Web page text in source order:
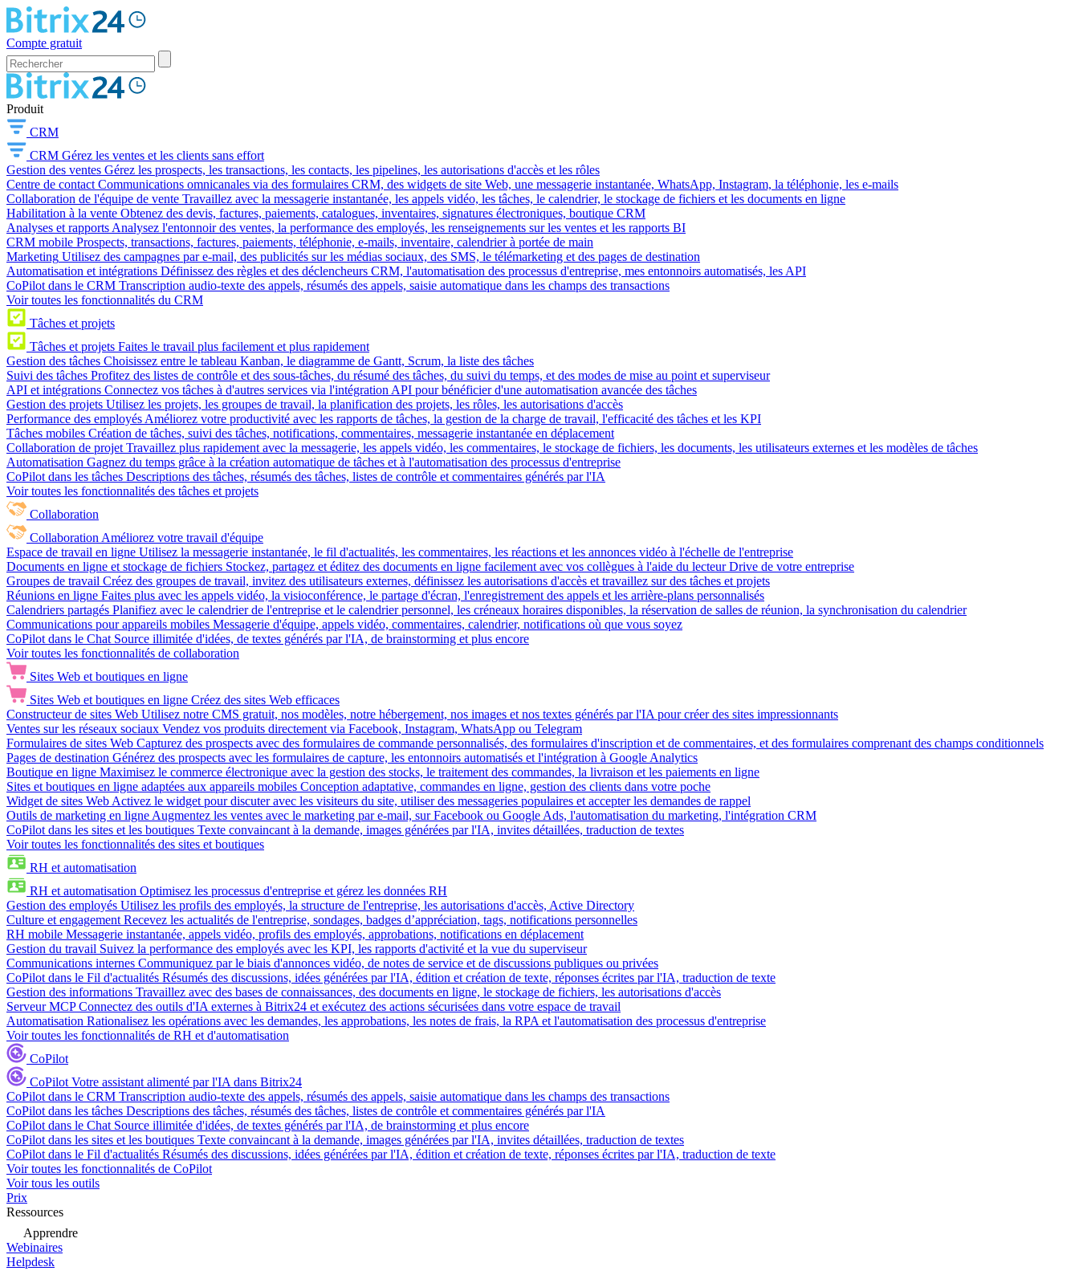
Compte gratuit
Produit
CRM
CRM Gérez les ventes et les clients sans effort
Gestion des ventes Gérez les prospects, les transactions, les contacts, les pipelines, les autorisations d'accès et les rôles
Centre de contact Communications omnicanales via des formulaires CRM, des widgets de site Web, une messagerie instantanée, WhatsApp, Instagram, la téléphonie, les e-mails
Collaboration de l'équipe de vente Travaillez avec la messagerie instantanée, les appels vidéo, les tâches, le calendrier, le stockage de fichiers et les documents en ligne
Habilitation à la vente Obtenez des devis, factures, paiements, catalogues, inventaires, signatures électroniques, boutique CRM
Analyses et rapports Analysez l'entonnoir des ventes, la performance des employés, les renseignements sur les ventes et les rapports BI
CRM mobile Prospects, transactions, factures, paiements, téléphonie, e-mails, inventaire, calendrier à portée de main
Marketing Utilisez des campagnes par e-mail, des publicités sur les médias sociaux, des SMS, le télémarketing et des pages de destination
Automatisation et intégrations Définissez des règles et des déclencheurs CRM, l'automatisation des processus d'entreprise, mes entonnoirs automatisés, les API
CoPilot dans le CRM Transcription audio-texte des appels, résumés des appels, saisie automatique dans les champs des transactions
Voir toutes les fonctionnalités du CRM
Tâches et projets
Tâches et projets Faites le travail plus facilement et plus rapidement
Gestion des tâches Choisissez entre le tableau Kanban, le diagramme de Gantt, Scrum, la liste des tâches
Suivi des tâches Profitez des listes de contrôle et des sous-tâches, du résumé des tâches, du suivi du temps, et des modes de mise au point et superviseur
API et intégrations Connectez vos tâches à d'autres services via l'intégration API pour bénéficier d'une automatisation avancée des tâches
Gestion des projets Utilisez les projets, les groupes de travail, la planification des projets, les rôles, les autorisations d'accès
Performance des employés Améliorez votre productivité avec les rapports de tâches, la gestion de la charge de travail, l'efficacité des tâches et les KPI
Tâches mobiles Création de tâches, suivi des tâches, notifications, commentaires, messagerie instantanée en déplacement
Collaboration de projet Travaillez plus rapidement avec la messagerie, les appels vidéo, les commentaires, le stockage de fichiers, les documents, les utilisateurs externes et les modèles de tâches
Automatisation Gagnez du temps grâce à la création automatique de tâches et à l'automatisation des processus d'entreprise
CoPilot dans les tâches Descriptions des tâches, résumés des tâches, listes de contrôle et commentaires générés par l'IA
Voir toutes les fonctionnalités des tâches et projets
Collaboration
Collaboration Améliorez votre travail d'équipe
Espace de travail en ligne Utilisez la messagerie instantanée, le fil d'actualités, les commentaires, les réactions et les annonces vidéo à l'échelle de l'entreprise
Documents en ligne et stockage de fichiers Stockez, partagez et éditez des documents en ligne facilement avec vos collègues à l'aide du lecteur Drive de votre entreprise
Groupes de travail Créez des groupes de travail, invitez des utilisateurs externes, définissez les autorisations d'accès et travaillez sur des tâches et projets
Réunions en ligne Faites plus avec les appels vidéo, la visioconférence, le partage d'écran, l'enregistrement des appels et les arrière-plans personnalisés
Calendriers partagés Planifiez avec le calendrier de l'entreprise et le calendrier personnel, les créneaux horaires disponibles, la réservation de salles de réunion, la synchronisation du calendrier
Communications pour appareils mobiles Messagerie d'équipe, appels vidéo, commentaires, calendrier, notifications où que vous soyez
CoPilot dans le Chat Source illimitée d'idées, de textes générés par l'IA, de brainstorming et plus encore
Voir toutes les fonctionnalités de collaboration
Sites Web et boutiques en ligne
Sites Web et boutiques en ligne Créez des sites Web efficaces
Constructeur de sites Web Utilisez notre CMS gratuit, nos modèles, notre hébergement, nos images et nos textes générés par l'IA pour créer des sites impressionnants
Ventes sur les réseaux sociaux Vendez vos produits directement via Facebook, Instagram, WhatsApp ou Telegram
Formulaires de sites Web Capturez des prospects avec des formulaires de commande personnalisés, des formulaires d'inscription et de commentaires, et des formulaires comprenant des champs conditionnels
Pages de destination Générez des prospects avec les formulaires de capture, les entonnoirs automatisés et l'intégration à Google Analytics
Boutique en ligne Maximisez le commerce électronique avec la gestion des stocks, le traitement des commandes, la livraison et les paiements en ligne
Sites et boutiques en ligne adaptées aux appareils mobiles Conception adaptative, commandes en ligne, gestion des clients dans votre poche
Widget de sites Web Activez le widget pour discuter avec les visiteurs du site, utiliser des messageries populaires et accepter les demandes de rappel
Outils de marketing en ligne Augmentez les ventes avec le marketing par e-mail, sur Facebook ou Google Ads, l'automatisation du marketing, l'intégration CRM
CoPilot dans les sites et les boutiques Texte convaincant à la demande, images générées par l'IA, invites détaillées, traduction de textes
Voir toutes les fonctionnalités des sites et boutiques
RH et automatisation
RH et automatisation Optimisez les processus d'entreprise et gérez les données RH
Gestion des employés Utilisez les profils des employés, la structure de l'entreprise, les autorisations d'accès, Active Directory
Culture et engagement Recevez les actualités de l'entreprise, sondages, badges d’appréciation, tags, notifications personnelles
RH mobile Messagerie instantanée, appels vidéo, profils des employés, approbations, notifications en déplacement
Gestion du travail Suivez la performance des employés avec les KPI, les rapports d'activité et la vue du superviseur
Communications internes Communiquez par le biais d'annonces vidéo, de notes de service et de discussions publiques ou privées
CoPilot dans le Fil d'actualités Résumés des discussions, idées générées par l'IA, édition et création de texte, réponses écrites par l'IA, traduction de texte
Gestion des informations Travaillez avec des bases de connaissances, des documents en ligne, le stockage de fichiers, les autorisations d'accès
Serveur MCP Connectez des outils d'IA externes à Bitrix24 et exécutez des actions sécurisées dans votre espace de travail
Automatisation Rationalisez les opérations avec les demandes, les approbations, les notes de frais, la RPA et l'automatisation des processus d'entreprise
Voir toutes les fonctionnalités de RH et d'automatisation
CoPilot
CoPilot Votre assistant alimenté par l'IA dans Bitrix24
CoPilot dans le CRM Transcription audio-texte des appels, résumés des appels, saisie automatique dans les champs des transactions
CoPilot dans les tâches Descriptions des tâches, résumés des tâches, listes de contrôle et commentaires générés par l'IA
CoPilot dans le Chat Source illimitée d'idées, de textes générés par l'IA, de brainstorming et plus encore
CoPilot dans les sites et les boutiques Texte convaincant à la demande, images générées par l'IA, invites détaillées, traduction de textes
CoPilot dans le Fil d'actualités Résumés des discussions, idées générées par l'IA, édition et création de texte, réponses écrites par l'IA, traduction de texte
Voir toutes les fonctionnalités de CoPilot
Voir tous les outils
Prix
Ressources
Apprendre
Webinaires
Helpdesk